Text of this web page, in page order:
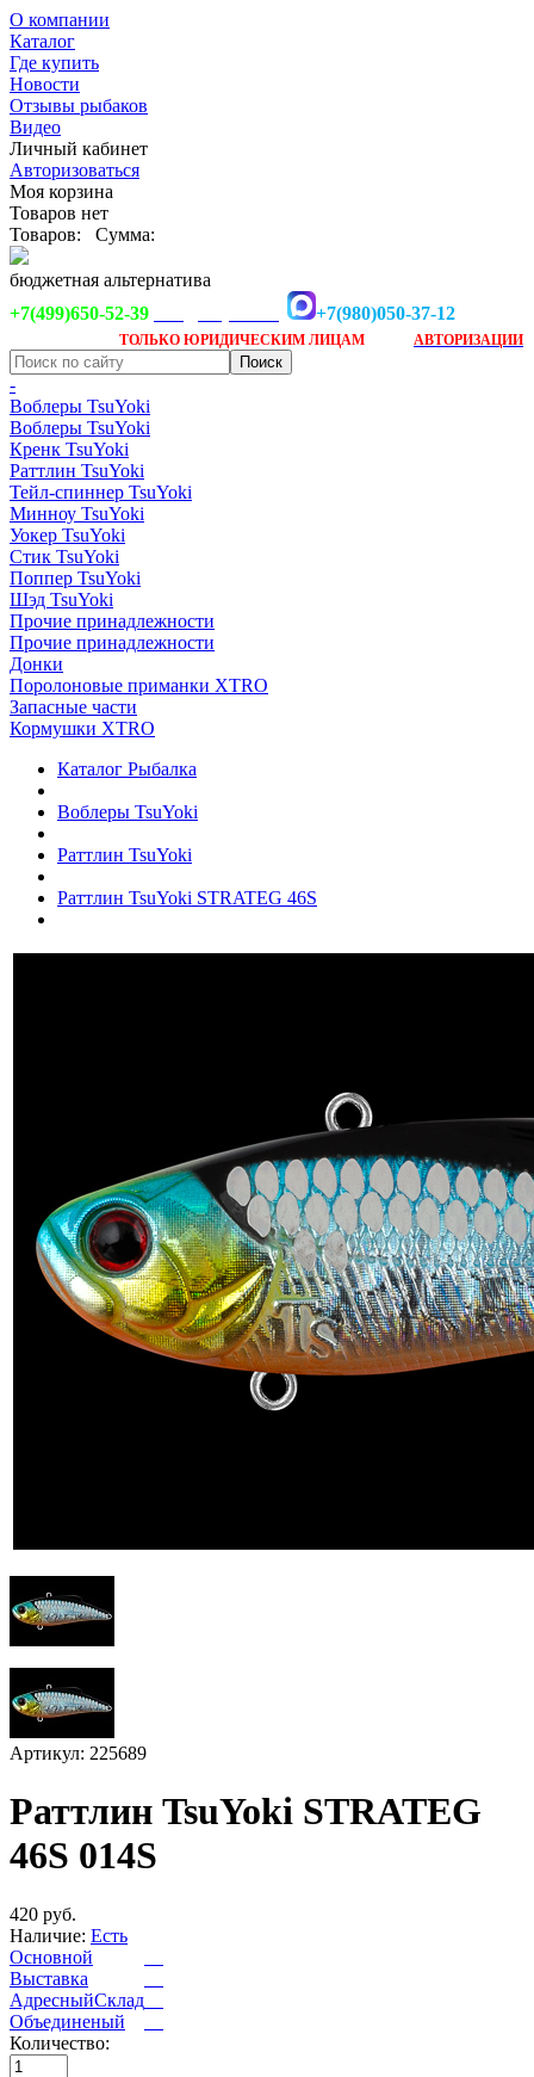
О компании
Каталог
Где купить
Новости
Отзывы рыбаков
Видео
Личный кабинет
Авторизоваться
Моя корзина
Товаров нет
Товаров:
Сумма:
бюджетная альтернатива
+7(499)650-52-39
+7(980)050-37-12
ТОЛЬКО ЮРИДИЧЕСКИМ ЛИЦАМ АВТОРИЗАЦИИ
-
Воблеры TsuYoki
Воблеры TsuYoki
Кренк TsuYoki
Раттлин TsuYoki
Тейл-спиннер TsuYoki
Минноу TsuYoki
Уокер TsuYoki
Стик TsuYoki
Поппер TsuYoki
Шэд TsuYoki
Прочие принадлежности
Прочие принадлежности
Донки
Поролоновые приманки XTRO
Запасные части
Кормушки XTRO
Каталог Рыбалка
Воблеры TsuYoki
Раттлин TsuYoki
Раттлин TsuYoki STRATEG 46S
Артикул: 225689
Раттлин TsuYoki STRATEG
46S 014S
420 руб.
Наличие: Есть
Основной
Выставка
АдресныйСклад
Объединеный
Количество: